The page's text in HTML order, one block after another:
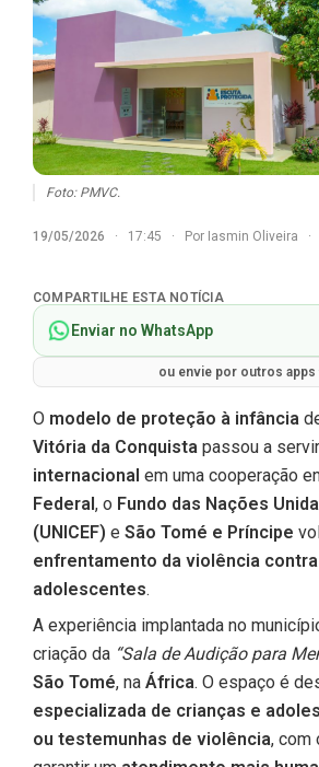
Foto: PMVC.
19/05/2026 · 17:45 · Por Iasmin Oliveira ·
COMPARTILHE ESTA NOTÍCIA
Enviar no WhatsApp
ou envie por outros apps
O modelo de proteção à infância
Vitória da Conquista passou a
internacional em uma cooperação
Federal , o Fundo das Nações
(UNICEF) e São Tomé e Príncipe
enfrentamento da violência
adolescentes.
A experiência implantada no
criação da “Sala de Audição para
São Tomé, na África. O espaço é
especializada de crianças e
ou testemunhas de violência, com